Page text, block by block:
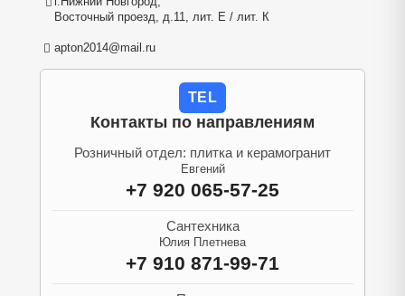
Восточный проезд, д.11, лит. Е / лит. К
apton2014@mail.ru
TEL
Контакты по направлениям
Розничный отдел: плитка и керамогранит
Евгений
+7 920 065-57-25
Сантехника
Юлия Плетнева
+7 910 871-99-71